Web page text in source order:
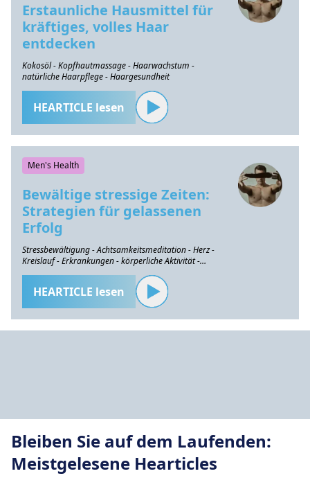
Erstaunliche Hausmittel für
kräftiges, volles Haar
entdecken
Kokosöl - Kopfhautmassage - Haarwachstum -
natürliche Haarpflege - Haargesundheit
HEARTICLE lesen
Men's Health
Bewältige stressige Zeiten:
Strategien für gelassenen
Erfolg
Stressbewältigung - Achtsamkeitsmeditation - Herz -
Kreislauf - Erkrankungen - körperliche Aktivität -
HEARTICLE lesen
Bleiben Sie auf dem Laufenden:
Meistgelesene Hearticles